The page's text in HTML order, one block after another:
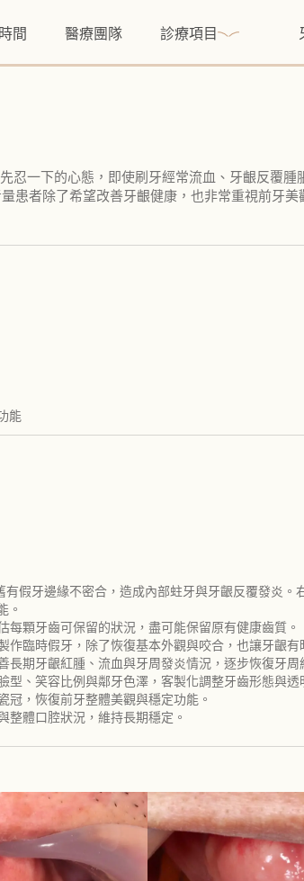
間 醫療團隊 診療項目
忍一下的心態，即使刷牙經常流血、牙齦反覆
患者除了希望改善牙齦健康，也非常重視前牙
能
假牙邊緣不密合，造成內部蛀牙與牙齦反覆發炎
。
顆牙齒可保留的狀況，盡可能保留原有健康齒質。
臨時假牙，除了恢復基本外觀與咬合，也讓牙齦有
期牙齦紅腫、流血與牙周發炎情況，逐步恢復牙周
、笑容比例與鄰牙色澤，客製化調整牙齒形態與透
冠，恢復前牙整體美觀與穩定功能。
整體口腔狀況，維持長期穩定。